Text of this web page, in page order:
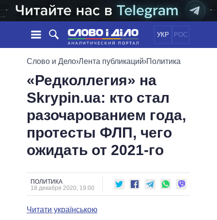
УКР РОС
НОВОСТИ
ЛЕНТА
СОБЫТИЯ
СТАТЬИ
ОБЗОРЫ
ДАЙДЖЕСТЫ
ПОЛИТИКА
ЭКОНОМИКА
ОБЩЕСТВО
ОБЕЩАНИЯ
ПОЛИТИКИ
ВСЕ ПОЛИТИКИ
ПРЕЗИДЕНТ И ОФИС
ВЕРХОВНАЯ РАДА
ГЛАВЫ ОБЛАДМИНИСТРАЦИЙ
МЭРЫ
ВСЕ ПЕРСОНЫ
ИНФОГРАФИКА
ВИДЕО
СРАВНЕНИЕ ПОЛИТИКОВ
Слово и Дело›Лента публикаций›Политика
«Редколлегия» на
Skrypin.ua: кто стал
разочарованием года,
протесты ФЛП, чего
ожидать от 2021-го
ПОЛИТИКА
18 декабря 2020, 19:00
Читати українською